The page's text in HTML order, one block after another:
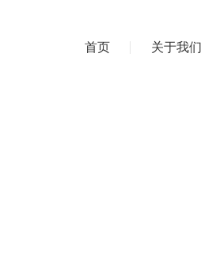
首页 关于我们